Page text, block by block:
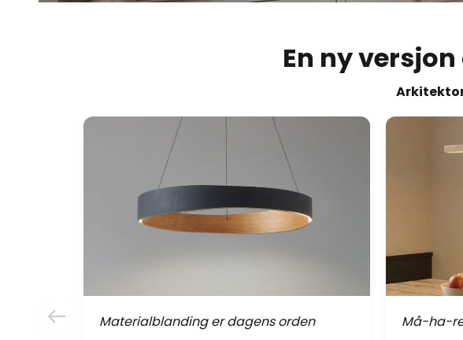
En ny
Materialblanding er dagens orden
Må-ha-